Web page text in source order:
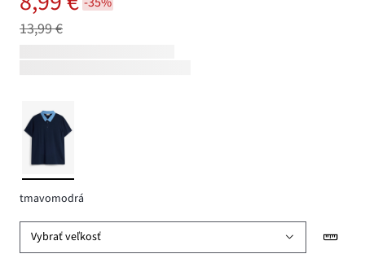
13,99 €
tmavomodrá
Vybrať veľkosť